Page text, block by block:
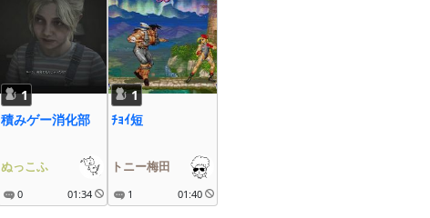
1
積みゲー消化部
ぬっこふ
0 01:34
1
ﾁｮｲ短
トニー梅田
1
01:40